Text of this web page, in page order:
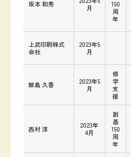
坂本 和秀
月
150
周
年
上武印刷株式
会社
2023年5
月
飯島 久香
2023年5
月
修
学
支
援
西村 淳
2023年
4月
創
基
150
周
年